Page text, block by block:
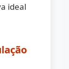
ideal